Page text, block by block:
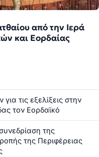
από την Ιερά
και Εορδαίας
τις εξελίξεις στην
τον Εορδαϊκό
της
της Περιφέρειας